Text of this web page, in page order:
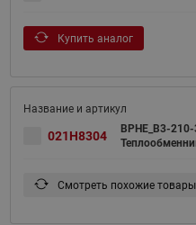
Купить аналог
021H8304
BPHE_B3-
Смотреть похожие товары